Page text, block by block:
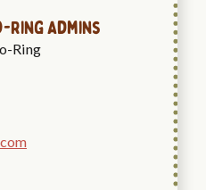
Ring Admins
Ring